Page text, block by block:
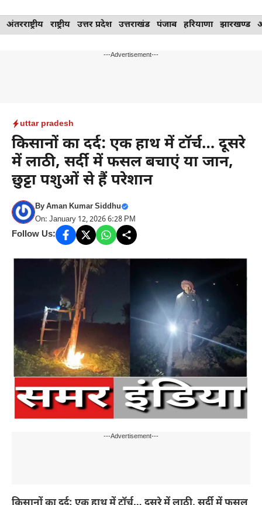
Skip
to
अंतरराष्ट्रीय राष्ट्रीय उत्तर प्रदेश उत्तराखंड पंजाब हरियाणा झारखण्ड
---Advertisement---
uttar pradesh
किसानों का दर्द: एक हाथ में टॉर्च… दूसरे
में लाठी, सर्दी में फसल बचाएं या जान,
छुट्टा पशुओं से हैं परेशान
ByAman Kumar Siddhu
On: January 12, 2026 6:28 PM
Follow Us:
---Advertisement---